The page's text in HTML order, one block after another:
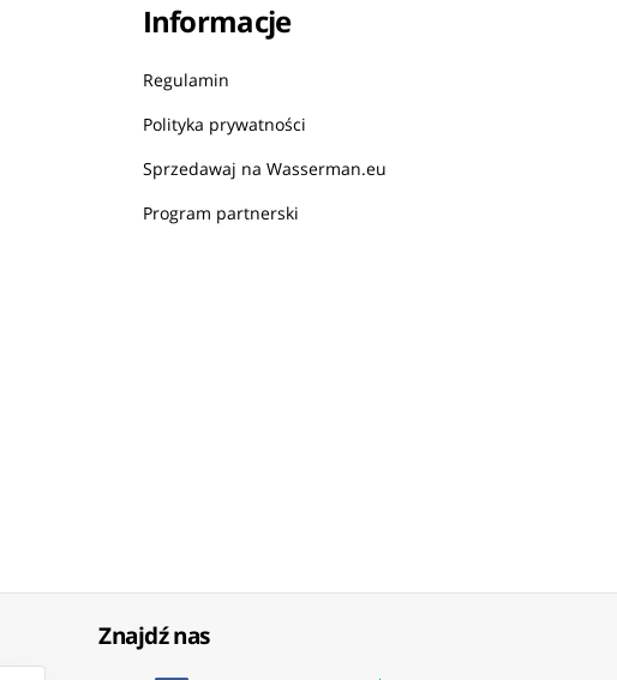
Informacje
Regulamin
Polityka prywatności
Sprzedawaj na Wasserman.eu
Program partnerski
Znajdź nas